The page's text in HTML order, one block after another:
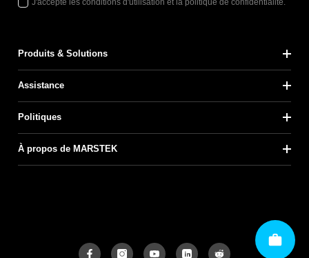
Produits & Solutions
Assistance
Politiques
À propos de MARSTEK
J'accepte les conditions d'utilisation et la politique de confidentialité.